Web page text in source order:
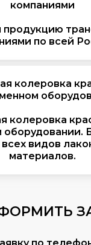
продукцию
по всей
колеровка
видов
материалов.